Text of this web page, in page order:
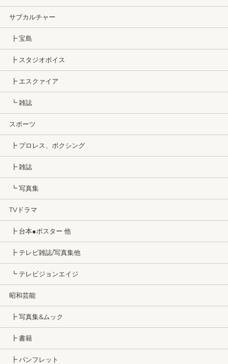
サブカルチャー
┣ 宝島
┣ スタジオボイス
┣ エスクァイア
┗ 雑誌
スポーツ
┣ プロレス、ボクシング
┣ 雑誌
┗ 写真集
TVドラマ
┣ 台本●ポスター 他
┣ テレビ雑誌/写真集他
┗ テレビジョンエイジ
昭和芸能
┣ 写真集&ムック
┣ 書籍
┣ パンフレット